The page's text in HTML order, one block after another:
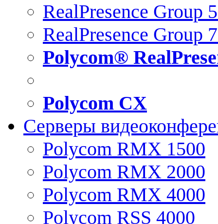
RealPresence Group
RealPresence Group
Polycom®
Polycom CX
Серверы
Polycom RMX 1500
Polycom RMX 2000
Polycom RMX 4000
Polycom RSS 4000